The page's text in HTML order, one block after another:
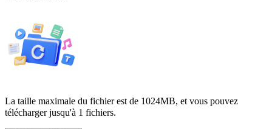
La taille maximale du fichier est de 1024MB, et vous pouvez
télécharger jusqu'à 1 fichiers.